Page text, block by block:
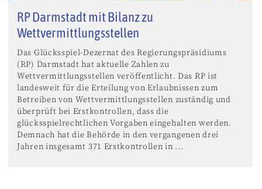
RP Darmstadt mit Bilanz zu
Wettvermittlungsstellen
Das Glücksspiel-Dezernat des Regierungspräsidiums
(RP) Darmstadt hat aktuelle Zahlen zu
Wettvermittlungsstellen veröffentlicht. Das RP ist
landesweit für die Erteilung von Erlaubnissen zum
Betreiben von Wettvermittlungsstellen zuständig und
überprüft bei Erstkontrollen, dass die
glücksspielrechtlichen Vorgaben eingehalten werden.
Demnach hat die Behörde in den vergangenen drei
Jahren insgesamt 371 Erstkontrollen in ...